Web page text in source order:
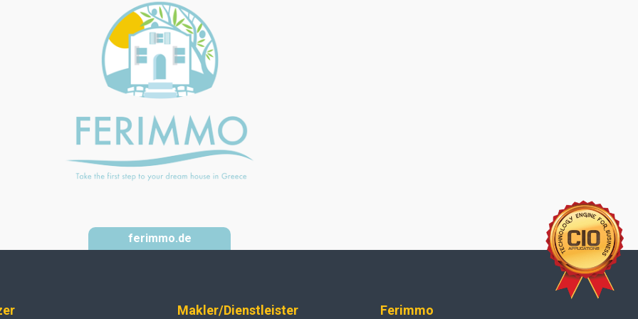
ferimmo.de
Makler/Dienstleister Ferimmo